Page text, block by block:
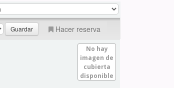
Hacer reserva
No hay
imagen de
cubierta
disponible